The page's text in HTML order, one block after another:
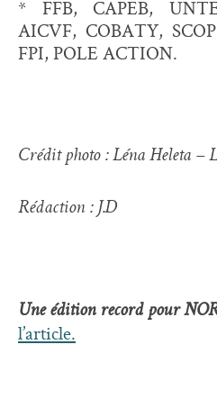
* FFB, CAPEB,
AICVF, COBATY,
FPI, POLE ACTION.
Crédit photo : Léna Heleta –
Rédaction : J.D
Une édition record pour
l’article.